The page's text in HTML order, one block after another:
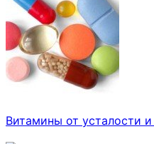
Витамины от усталости